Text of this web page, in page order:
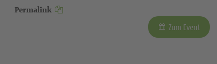
Permalink
Zum Event